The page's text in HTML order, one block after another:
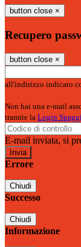
button close ×
Recupero
button close ×
all'indirizzo indicato
Non hai una e-mail
tramite la Login
E-mail inviata, si
Errore
Chiudi
Successo
Chiudi
Informazione